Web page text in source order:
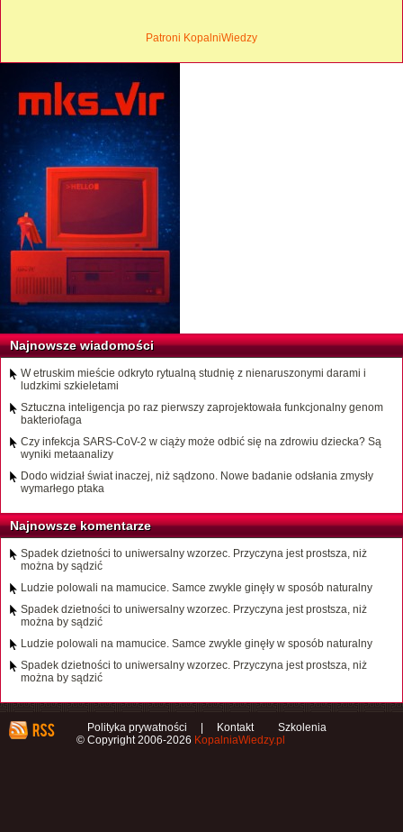
Patroni KopalniWiedzy
Najnowsze wiadomości
W etruskim mieście odkryto rytualną studnię z nienaruszonymi darami i
ludzkimi szkieletami
Sztuczna inteligencja po raz pierwszy zaprojektowała funkcjonalny genom
bakteriofaga
Czy infekcja SARS-CoV-2 w ciąży może odbić się na zdrowiu dziecka? Są
wyniki metaanalizy
Dodo widział świat inaczej, niż sądzono. Nowe badanie odsłania zmysły
wymarłego ptaka
Najnowsze komentarze
Spadek dzietności to uniwersalny wzorzec. Przyczyna jest prostsza, niż
można by sądzić
Ludzie polowali na mamucice. Samce zwykle ginęły w sposób naturalny
Spadek dzietności to uniwersalny wzorzec. Przyczyna jest prostsza, niż
można by sądzić
Ludzie polowali na mamucice. Samce zwykle ginęły w sposób naturalny
Spadek dzietności to uniwersalny wzorzec. Przyczyna jest prostsza, niż
można by sądzić
Polityka prywatności Kontakt
Szkolenia
© Copyright 2006-2026 KopalniaWiedzy.pl